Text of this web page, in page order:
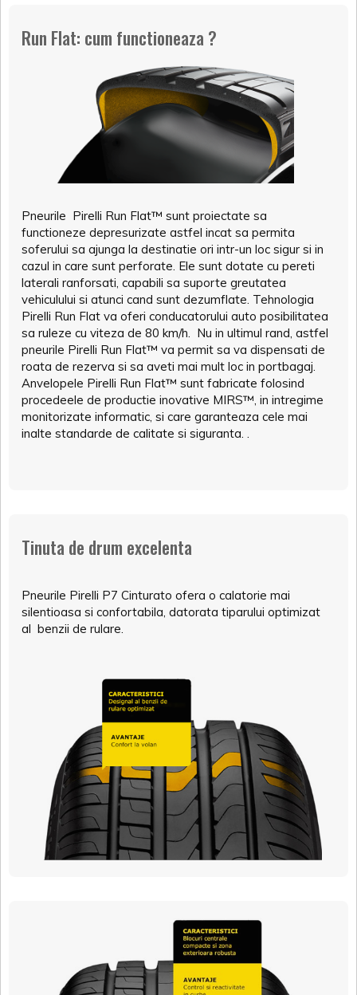
Run Flat: cum functioneaza ?
Pneurile Pirelli Run Flat™ sunt proiectate sa
functioneze depresurizate astfel incat sa permita
soferului sa ajunga la destinatie ori intr-un loc sigur si in
cazul in care sunt perforate. Ele sunt dotate cu pereti
laterali ranforsati, capabili sa suporte greutatea
vehiculului si atunci cand sunt dezumflate. Tehnologia
Pirelli Run Flat va oferi conducatorului auto posibilitatea
sa ruleze cu viteza de 80 km/h. Nu in ultimul rand, astfel
pneurile Pirelli Run Flat™ va permit sa va dispensati de
roata de rezerva si sa aveti mai mult loc in portbagaj.
Anvelopele Pirelli Run Flat™ sunt fabricate folosind
procedeele de productie inovative MIRS™, in intregime
monitorizate informatic, si care garanteaza cele mai
inalte standarde de calitate si siguranta. .
Tinuta de drum excelenta
Pneurile Pirelli P7 Cinturato ofera o calatorie mai
silentioasa si confortabila, datorata tiparului optimizat
al benzii de rulare.